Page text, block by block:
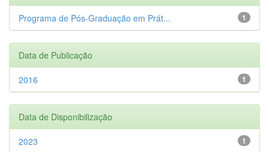
1
Programa de Pós-Graduação em Prát...
Data de Publicação
1
2016
Data de Disponibilização
1
2023